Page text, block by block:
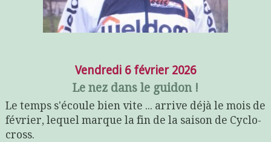
Vendredi 6 février 2026
Le nez dans le guidon !
Le temps s'écoule bien vite ... arrive déjà le mois de
février, lequel marque la fin de la saison de Cyclo-
cross.